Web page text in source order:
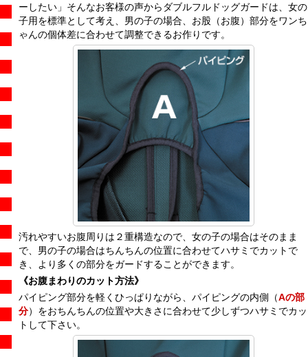
ーしたい」そんなお客様の声からダブルフルドッグガードは、女の
子用を標準として考え、男の子の場合、お股（お腹）部分をワンち
ゃんの個体差に合わせて調整できるお作りです。
汚れやすいお腹周りは２重構造なので、女の子の場合はそのまま
で、男の子の場合はちんちんの位置に合わせてハサミでカットで
き、より多くの部分をガードすることができます。
《お腹まわりのカット方法》
パイピング部分を軽くひっぱりながら、パイピングの内側（Aの部
分）をおちんちんの位置や大きさに合わせて少しずつハサミでカッ
トして下さい。